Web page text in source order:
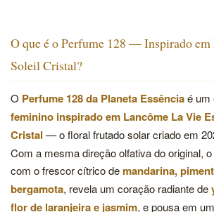
O que é o Perfume 128 — Inspirado
Soleil Cristal?
O Perfume 128 da Planeta Essênciaé um
feminino inspirado em Lancôme La Vie
Cristal — o floral frutado solar criado em
Com a mesma direção olfativa do original,
com o frescor cítrico demandarina,
bergamota, revela um coração radiante de
flor de laranjeira e jasmim, e pousa em